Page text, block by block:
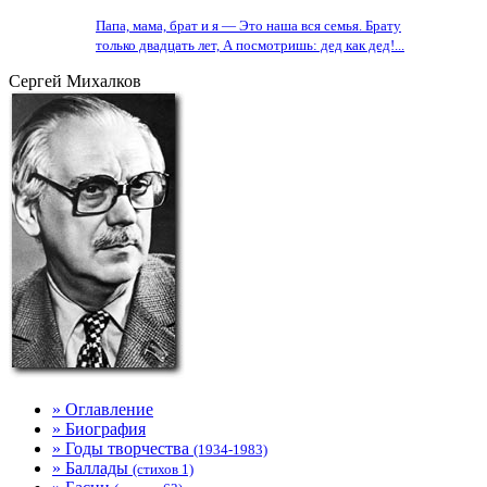
Папа, мама, брат и я — Это наша вся семья. Брату
только двадцать лет, А посмотришь: дед как дед!...
Сергей Михалков
» Оглавление
» Биография
» Годы творчества (1934-1983)
» Баллады (стихов 1)